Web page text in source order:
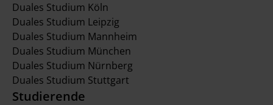
Duales Studium Köln
Duales Studium Leipzig
Duales Studium Mannheim
Duales Studium München
Duales Studium Nürnberg
Duales Studium Stuttgart
Studierende